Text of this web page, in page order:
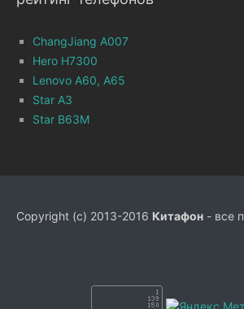
ChangJiang A007
Hero H7300
Lenovo A60, A65
Star A3
Star B63M
Copyright (c) 2013-2016 Китафон - все